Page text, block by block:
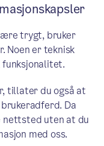
er å trene
annet
i byen.
trygt, bruker
Noen er teknisk
funksjonalitet.
tillater du også at
Da
nettsted uten at du
med oss.